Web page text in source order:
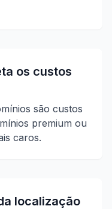
os custos
são custos
premium ou
caros.
localização